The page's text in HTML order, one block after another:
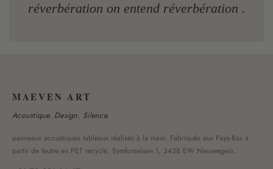
réverbération on entend réverbération .
MAEVEN ART
Acoustique. Design. Silence.
panneaux acoustiques tableaux réalisés à la main. Fabriqués aux Pays-Bas à
partir de feutre en PET recyclé. Symfonielaan 1, 3438 EW Nieuwegein.